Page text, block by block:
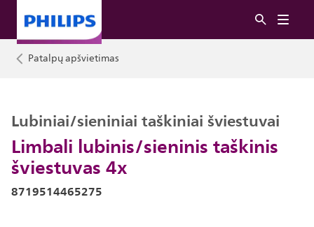
Patalpų apšvietimas
Limbali lubinis/sieninis taškinis
šviestuvas 4x
Lubiniai/sieniniai taškiniai šviestuvai
8719514465275